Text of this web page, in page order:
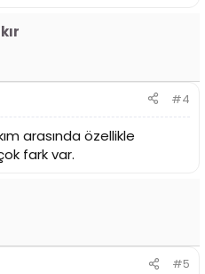
#4
arasında özellikle
fark var.
#5